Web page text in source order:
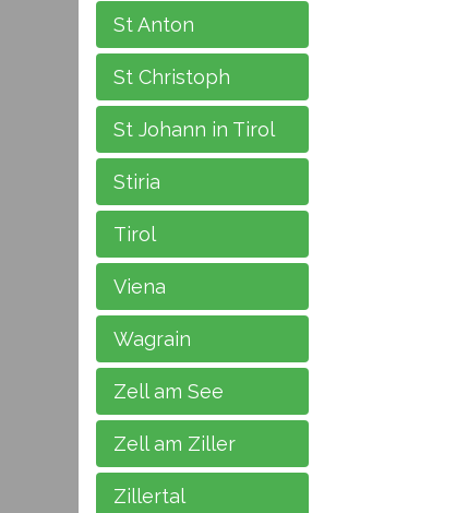
St Anton
St Christoph
St Johann in Tirol
Stiria
Tirol
Viena
Wagrain
Zell am See
Zell am Ziller
Zillertal